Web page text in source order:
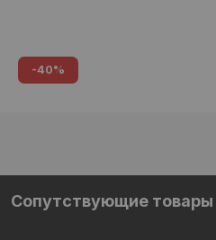
-40%
Сопутствующие товары